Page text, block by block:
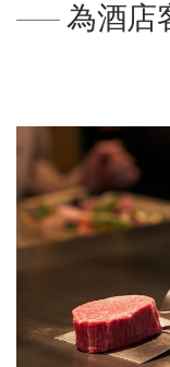
為酒店